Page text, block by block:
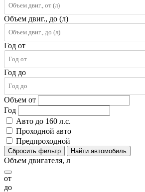
Объем двиг., до (л)
Год от
Год до
Объем от
Год
Авто до 160 л.с.
Проходной авто
Предпроходной
Сбросить фильтр Найти автомобиль
Объем двигателя, л
от
до